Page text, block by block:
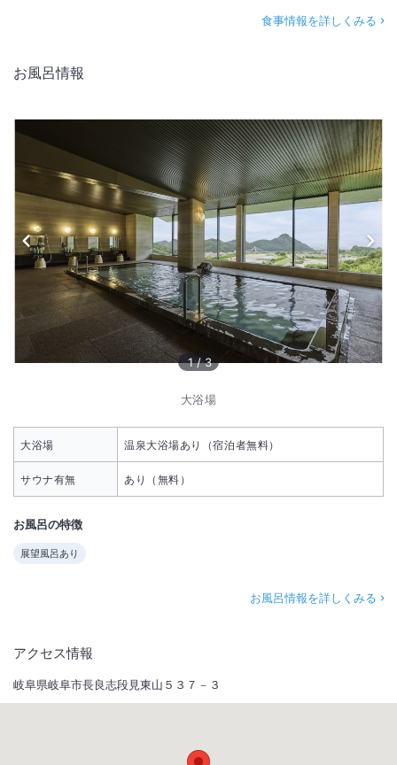
食事情報を詳しくみる
お風呂情報
1 /3
大浴場
大浴場 温泉大浴場あり（宿泊者無料）
サウナ有無 あり（無料）
お風呂の特徴
展望風呂あり
お風呂情報を詳しくみる
アクセス情報
岐阜県岐阜市長良志段見東山５３７－３